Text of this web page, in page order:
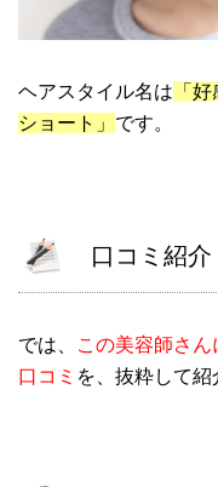
ヘアスタイル名は 「
ショート」 です。
口コミ紹介
では、
この美容師さ
口コミ を、抜粋して紹